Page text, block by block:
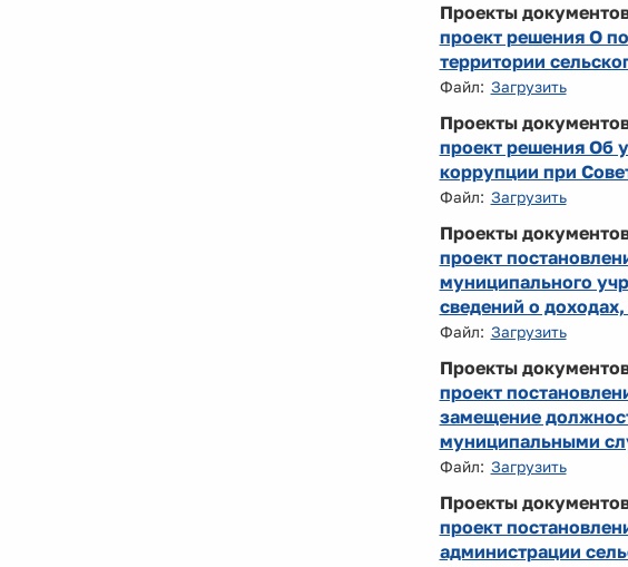
Проекты
проект решения О
территории
Файл: Загрузить
Проекты
проект решения Об
коррупции при
Файл: Загрузить
Проекты
проект
муниципального
сведений о
Файл: Загрузить
Проекты
проект
замещение
муниципальными
Файл: Загрузить
Проекты
проект
администрации